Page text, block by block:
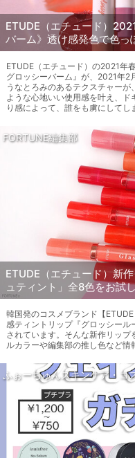
ETUDE（エチュード）
バーム》透け感発色で色
ETUDE（エチュード）の2021年
グロッシーバーム』が、2021年2
うなとろみのあるテクスチャー
ような心地いい使用感を叶え、
り感によって、誰をも虜にして
FORTUNE編集部
ETUDE（エチュード）新
ュティント」全8色をお試
韓国発のコスメブランド【
感ティントリップ『グロッシー
されています。そんな新作リッ
ルカラーや編集部の推し色など
ふぉーちゅんスキンケア・コ